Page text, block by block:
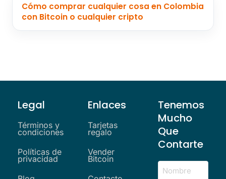
Cómo comprar cualquier cosa en Colombia
con Bitcoin o cualquier cripto
Legal
Términos y
condiciones
Políticas de
privacidad
Enlaces
Tarjetas
regalo
Vender
Bitcoin
Tenemos
Mucho
Que
Contarte